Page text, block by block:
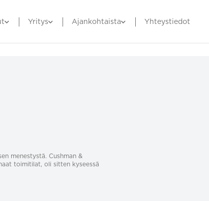
Yritys Ajankohtaista Yhteystiedot
menestystä. Cushman &
toimitilat, oli sitten kyseessä